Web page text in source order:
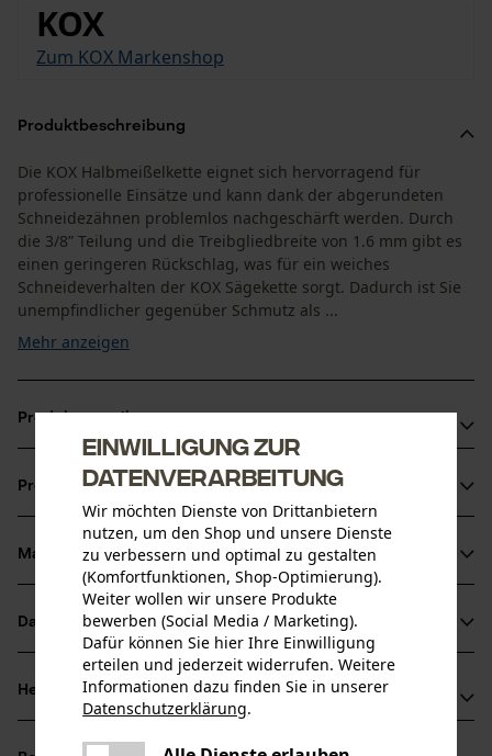
KOX
Zum KOX Markenshop
Produktbeschreibung
Die KOX Halbmeißelkette eignet sich hervorragend für
professionelle Einsätze und kann dank der abgerundeten
Schneidezähnen problemlos nachgeschärft werden. Durch
die 3/8” Teilung und die Treibgliedbreite von 1.6 mm gibt es
einen geringeren Rückschlag, was für ein weiches
Schneideverhalten der KOX Sägekette sorgt. Dadurch ist Sie
unempfindlicher gegenüber Schmutz als ...
Mehr anzeigen
Produktvorteile
Weniger Rückschlag durch Sicherheitstreibglieder
Schneidegarnitur
Unempfindlicher gegenüber Schmutz als Vollmeißel-
Sägeketten, aber etwas geringere Schnittleistung
Produktinformationen
Produktdetails
Aktivitätstyp
Altersgruppe
Erwachsener
Material & Pflege
Material
Hauptmaterial
Datenblätter
Produktsicherheitsdatenblatt (PDF)
Herstellerinformationen
Einwilligung zur
Datenverarbeitung
Wir möchten Dienste von Drittanbietern
nutzen, um den Shop und unsere Dienste
zu verbessern und optimal zu gestalten
(Komfortfunktionen, Shop-Optimierung).
Weiter wollen wir unsere Produkte
bewerben (Social Media / Marketing).
Dafür können Sie hier Ihre Einwilligung
erteilen und jederzeit widerrufen. Weitere
Informationen dazu finden Sie in unserer
Datenschutzerklärung.
Es ist ein Fehler aufgetreten. Bitte